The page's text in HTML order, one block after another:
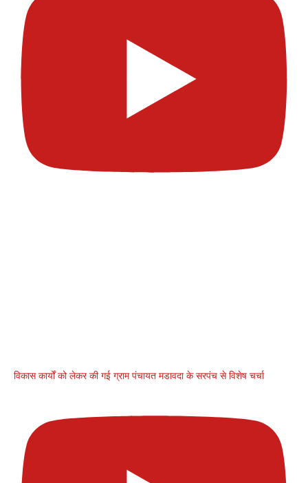
विकास कार्यों को लेकर की गई ग्राम पंचायत मडावदा के सरपंच से विशेष चर्चा